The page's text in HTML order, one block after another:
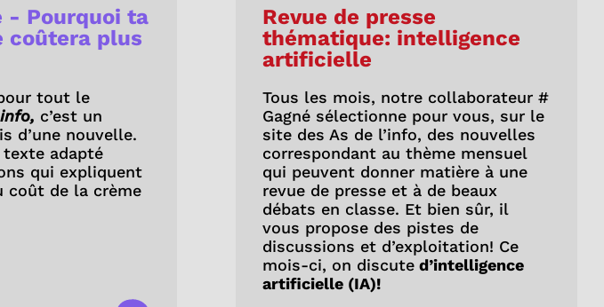
- Pourquoi ta
coûtera plus
tout le
c’est un
d’une nouvelle.
texte adapté
qui expliquent
coût de la crème
Revue de presse
thématique: intelligence
artificielle
Tous les mois, notre collaborateur #
Gagné sélectionne pour vous, sur le
site des As de l’info, des nouvelles
correspondant au thème mensuel
qui peuvent donner matière à une
revue de presse et à de beaux
débats en classe. Et bien sûr, il
vous propose des pistes de
discussions et d’exploitation! Ce
mois-ci, on discute d’intelligence
artificielle (IA)!